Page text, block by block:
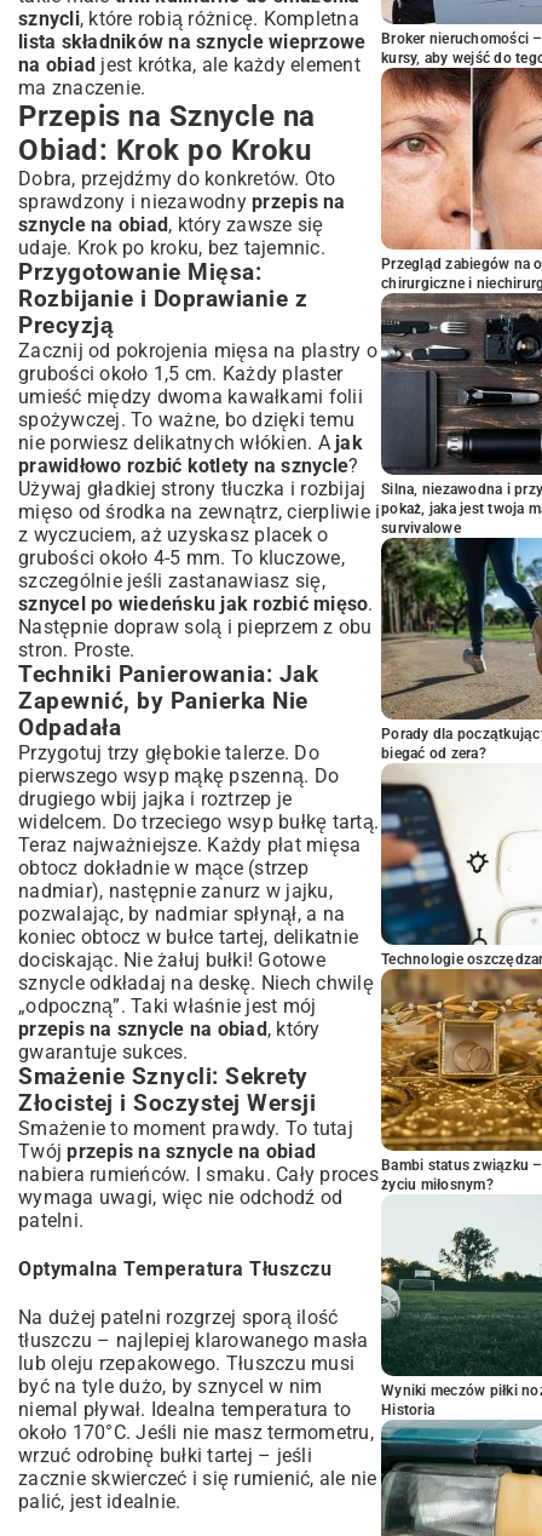
sznycli, które robią różnicę. Kompletna
lista składników na sznycle wieprzowe
na obiad jest krótka, ale każdy element
ma znaczenie.
Przepis na Sznycle na
Obiad: Krok po Kroku
Dobra, przejdźmy do konkretów. Oto
sprawdzony i niezawodny przepis na
sznycle na obiad, który zawsze się
udaje. Krok po kroku, bez tajemnic.
Przygotowanie Mięsa:
Rozbijanie i Doprawianie z
Precyzją
Zacznij od pokrojenia mięsa na plastry o
grubości około 1,5 cm. Każdy plaster
umieść między dwoma kawałkami folii
spożywczej. To ważne, bo dzięki temu
nie porwiesz delikatnych włókien. A jak
prawidłowo rozbić kotlety na sznycle?
Używaj gładkiej strony tłuczka i rozbijaj
mięso od środka na zewnątrz, cierpliwie i
z wyczuciem, aż uzyskasz placek o
grubości około 4-5 mm. To kluczowe,
szczególnie jeśli zastanawiasz się,
sznycel po wiedeńsku jak rozbić mięso.
Następnie dopraw solą i pieprzem z obu
stron. Proste.
Techniki Panierowania: Jak
Zapewnić, by Panierka Nie
Odpadała
Przygotuj trzy głębokie talerze. Do
pierwszego wsyp mąkę pszenną. Do
drugiego wbij jajka i roztrzep je
widelcem. Do trzeciego wsyp bułkę tartą.
Teraz najważniejsze. Każdy płat mięsa
obtocz dokładnie w mące (strzep
nadmiar), następnie zanurz w jajku,
pozwalając, by nadmiar spłynął, a na
koniec obtocz w bułce tartej, delikatnie
dociskając. Nie żałuj bułki! Gotowe
sznycle odkładaj na deskę. Niech chwilę
„odpoczną”. Taki właśnie jest mój
przepis na sznycle na obiad, który
gwarantuje sukces.
Smażenie Sznycli: Sekrety
Złocistej i Soczystej Wersji
Smażenie to moment prawdy. To tutaj
Twójprzepis na sznycle na obiad
nabiera rumieńców. I smaku. Cały proces
wymaga uwagi, więc nie odchodź od
patelni.
Optymalna Temperatura Tłuszczu
Na dużej patelni rozgrzej sporą ilość
tłuszczu – najlepiej klarowanego masła
lub oleju rzepakowego. Tłuszczu musi
być na tyle dużo, by sznycel w nim
niemal pływał. Idealna temperatura to
około 170°C. Jeśli nie masz termometru,
wrzuć odrobinę bułki tartej – jeśli
zacznie skwierczeć i się rumienić, ale nie
palić, jest idealnie.
Broker nieruchomości
kursy, aby wejść do
Przegląd zabiegów na
chirurgiczne i
Silna, niezawodna i
pokaż, jaka jest twoja
survivalowe
Porady dla
biegać od zera?
Technologie
Bambi status związku
życiu miłosnym?
Wyniki meczów piłki
Historia